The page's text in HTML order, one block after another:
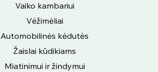
Vaiko kambariui
Vėžimėliai
Automobilinės kėdutės
Žaislai kūdikiams
Miatinimui ir žindymui